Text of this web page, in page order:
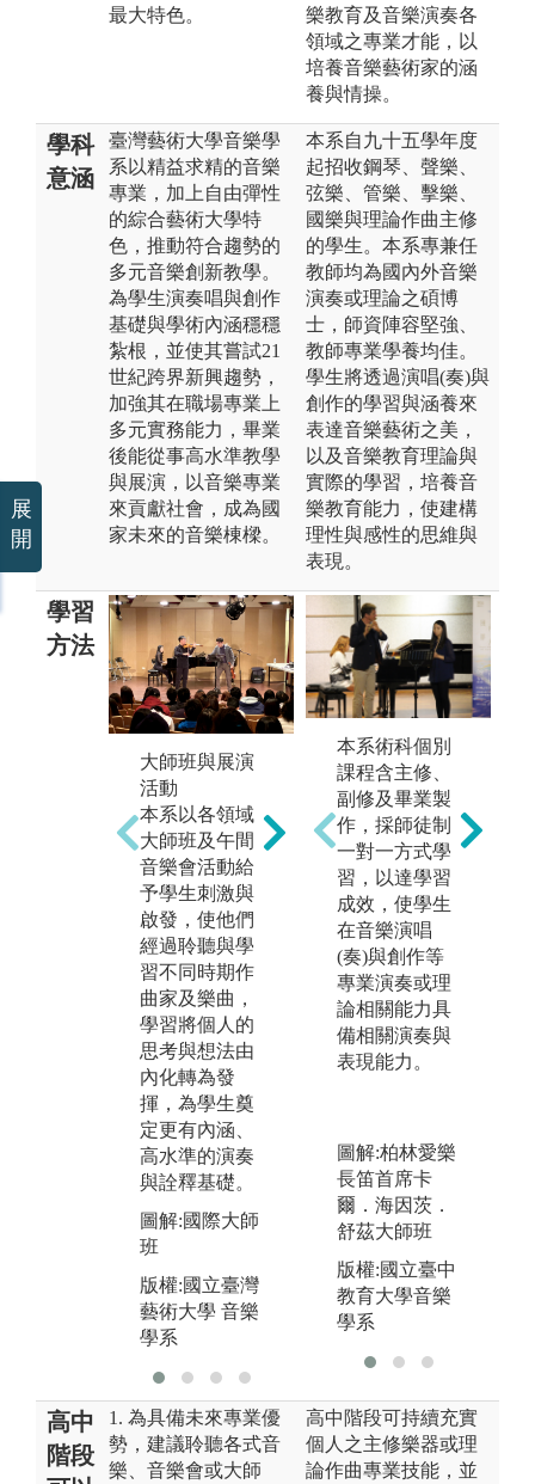
最大特色。
樂教育及音樂演奏各
領域之專業才能，以
培養音樂藝術家的涵
養與情操。
學科
意涵
臺灣藝術大學音樂學
系以精益求精的音樂
專業，加上自由彈性
的綜合藝術大學特
色，推動符合趨勢的
多元音樂創新教學。
為學生演奏唱與創作
基礎與學術內涵穩穩
紮根，並使其嘗試21
世紀跨界新興趨勢，
加強其在職場專業上
多元實務能力，畢業
後能從事高水準教學
與展演，以音樂專業
來貢獻社會，成為國
家未來的音樂棟樑。
本系自九十五學年度
起招收鋼琴、聲樂、
弦樂、管樂、擊樂、
國樂與理論作曲主修
的學生。本系專兼任
教師均為國內外音樂
演奏或理論之碩博
士，師資陣容堅強、
教師專業學養均佳。
學生將透過演唱(奏)與
創作的學習與涵養來
表達音樂藝術之美，
以及音樂教育理論與
實際的學習，培養音
樂教育能力，使建構
理性與感性的思維與
表現。
學習
方法
大師班與展演
活動
本系以各領域
大師班及午間
音樂會活動給
予學生刺激與
啟發，使他們
經過聆聽與學
習不同時期作
曲家及樂曲，
學習將個人的
思考與想法由
內化轉為發
揮，為學生奠
定更有內涵、
高水準的演奏
與詮釋基礎。
圖解:國際大師
班
版權:國立臺灣
藝術大學 音樂
學系
音樂專業學術
研究
學生修習音樂
史、音樂論文
寫作、音樂評
論等課程，並
參與學術研討
會。
圖解:學術研討
會
版權:國立臺灣
藝術大學 音樂
本系術科個別
課程含主修、
副修及畢業製
作，採師徒制
一對一方式學
習，以達學習
成效，使學生
在音樂演唱
(奏)與創作等
專業演奏或理
論相關能力具
備相關演奏與
表現能力。
圖解:柏林愛樂
長笛首席卡
爾．海因茨．
舒茲大師班
版權:國立臺中
教育大學音樂
學系
高中
階段
1. 為具備未來專業優
勢，建議聆聽各式音
樂、音樂會或大師
高中階段可持續充實
個人之主修樂器或理
論作曲專業技能，並
展
開